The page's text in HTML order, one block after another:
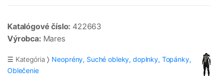
Katalógové číslo: 422663
Výrobca: Mares
☰ Kategória
Neoprény, Suché obleky, doplnky, Topánky,
Oblečenie